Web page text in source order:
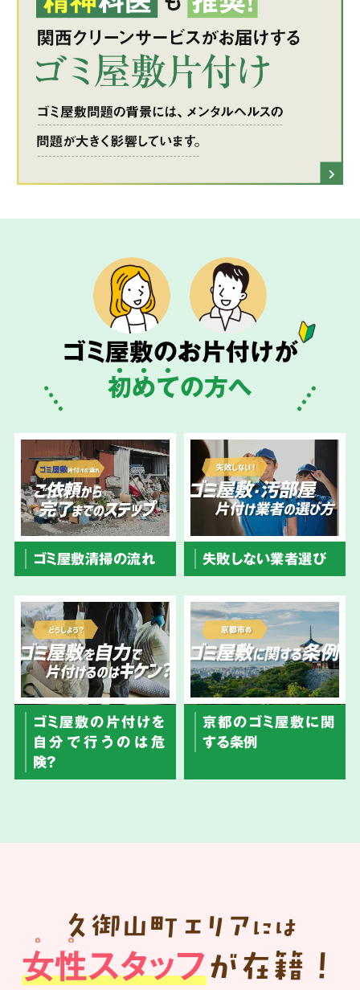
ゴミ屋敷のお片付けが
初めての方へ
ゴミ屋敷清掃の流れ 失敗しない業者選び
ゴミ屋敷の片付けを
自分で行うのは危
険？
京都のゴミ屋敷に関
する条例
久御山町 エリア には
女性スタッフが在籍！